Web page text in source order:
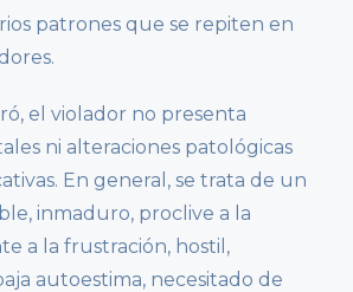
patrones que se repiten en
el violador no presenta
ni alteraciones patológicas
En general, se trata de un
inmaduro, proclive a la
a la frustración, hostil,
autoestima, necesitado de